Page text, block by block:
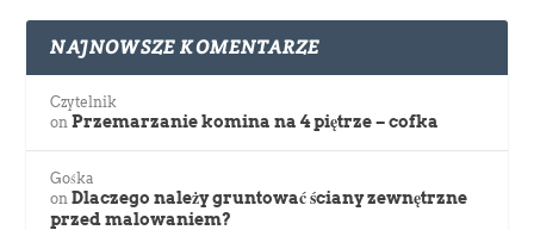
NAJNOWSZE KOMENTARZE
Czytelnik
onPrzemarzanie komina na 4 piętrze – cofka
Gośka
onDlaczego należy gruntować ściany zewnętrzne
przed malowaniem?